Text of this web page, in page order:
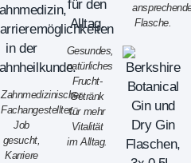
Zahnmedizinischer
Fachangestellter,
Job
gesucht,
Karriere
Gesundes,
natürliches
Frucht-
Getränk
für mehr
Vitalität
im Alltag.
Flasche.